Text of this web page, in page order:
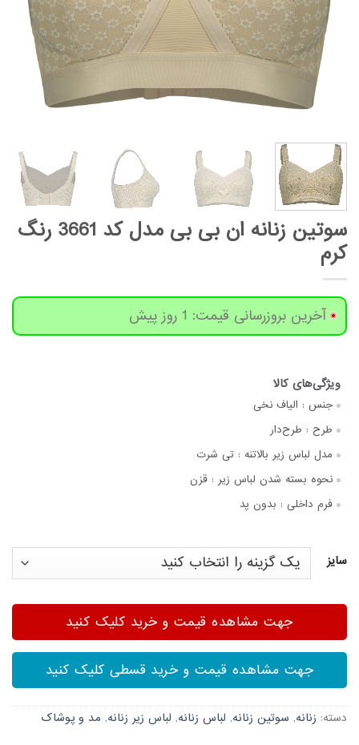
سوتین زنانه ان بی بی مدل کد 3661 رنگ
کرم
آخرین بروزرسانی قیمت: 1 روز پیش
جنس : الیاف نخی
طرح : طرح‌دار
مدل لباس زیر بالاتنه : تی شرت
نحوه بسته شدن لباس زیر : قزن
فرم داخلی : بدون پد
سایز
جهت مشاهده قیمت و خرید کلیک کنید
جهت مشاهده قیمت و خرید قسطی کلیک کنید
دسته: زنانه, سوتین زنانه, لباس زنانه, لباس زیر زنانه, مد و پوشاک